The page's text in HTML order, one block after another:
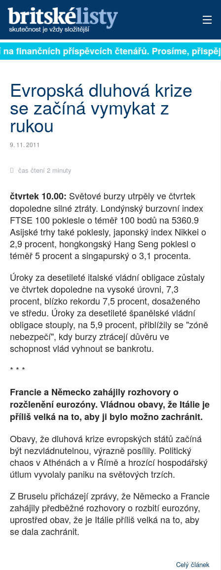
PŘIHLÁSIT
ARCHIV
ROZHOVORY
TÉMATA
PŘÍSPĚVKY NA PROVOZ
SOCIÁLNÍ SÍTĚ
RUBRIKY
PLNÁ VERZE STRÁNEK
příspěvcích čtenářů. Prosíme,
Evropská dluhová krize
se začíná vymykat z
rukou
9. 11. 2011
čas čtení 2 minuty
čtvrtek 10.00: Světové burzy utrpěly ve čtvrtek
dopoledne silné ztráty. Londýnský burzovní index
FTSE 100 poklesle o téměř 100 bodů na 5360.9
Asijské trhy také poklesly, japonský index Nikkei o
2,9 procent, hongkongský Hang Seng poklesl o
téměř 5 procent a singapurský o 3,1 procenta.
Úroky za desetileté italské vládní obligace zůstaly
ve čtvrtek dopoledne na vysoké úrovni, 7,3
procent, blízko rekordu 7,5 procent, dosaženého
ve středu. Úroky za desetileté španělské vládní
obligace stouply, na 5,9 procent, přiblížily se "zóně
nebezpečí", kdy burzy ztrácejí důvěru ve
schopnost vlád vyhnout se bankrotu.
* * *
Francie a Německo zahájily rozhovory o
rozčlenění eurozóny. Vládnou obavy, že Itálie je
příliš velká na to, aby ji bylo možno zachránit.
Obavy, že dluhová krize evropských států začíná
být nezvládnutelnou, výrazně posílily. Politický
chaos v Athénách a v Římě a hrozící hospodářský
útlum vyvolaly paniku na světových trzích.
Z Bruselu přicházejí zprávy, že Německo a Francie
zahájily předběžné rozhovory o rozbití eurozóny,
uprostřed obav, že je Itálie příliš velká na to, aby
se dala zachránit.
Celý článek